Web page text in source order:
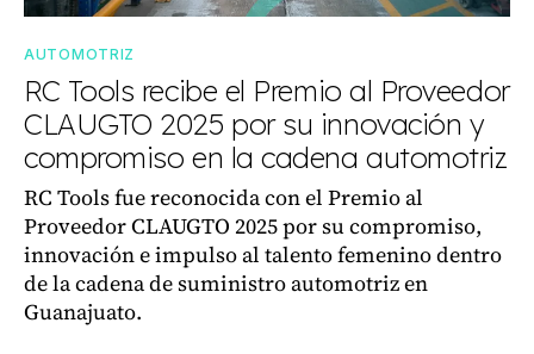
AUTOMOTRIZ
RC Tools recibe el Premio al Proveedor
CLAUGTO 2025 por su innovación y
compromiso en la cadena automotriz
RC Tools fue reconocida con el Premio al
Proveedor CLAUGTO 2025 por su compromiso,
innovación e impulso al talento femenino dentro
de la cadena de suministro automotriz en
Guanajuato.